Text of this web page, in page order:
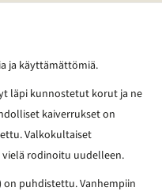
ja käyttämättömiä.
läpi kunnostetut korut ja ne
kaiverrukset on
Valkokultaiset
rodinoitu uudelleen.
puhdistettu. Vanhempiin